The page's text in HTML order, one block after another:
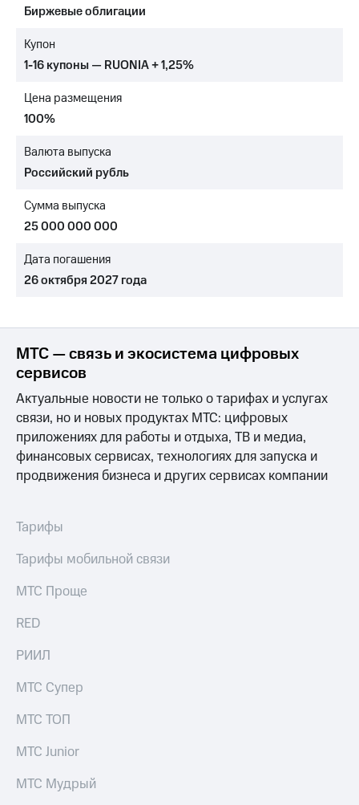
Достижения
Интервью
отчетность
Контакты
Новости
в
и акционерам
Корпоративное
Корпоративный
секретарь
Раскрытие
информации
Информация
акционерам
Документы
ПАО
"МТС"
Собрания
акционеров
капитал
и
Программа
приобретения
Порядок
выкупа
Дивиденды
Рынок
облигаций
Биржевые облигации
Купон
1-16 купоны — RUONIA + 1,25%
Цена размещения
100%
Валюта выпуска
Российский рубль
Сумма выпуска
25 000 000 000
Дата погашения
26 октября 2027 года
МТС — связь и экосистема цифровых
сервисов
Актуальные новости не только о тарифах и услугах
связи, но и новых продуктах МТС: цифровых
приложениях для работы и отдыха, ТВ и медиа,
финансовых сервисах, технологиях для запуска и
продвижения бизнеса и других сервисах компании
Тарифы
Тарифы мобильной связи
МТС Проще
RED
РИИЛ
МТС Супер
МТС ТОП
МТС Junior
МТС Мудрый